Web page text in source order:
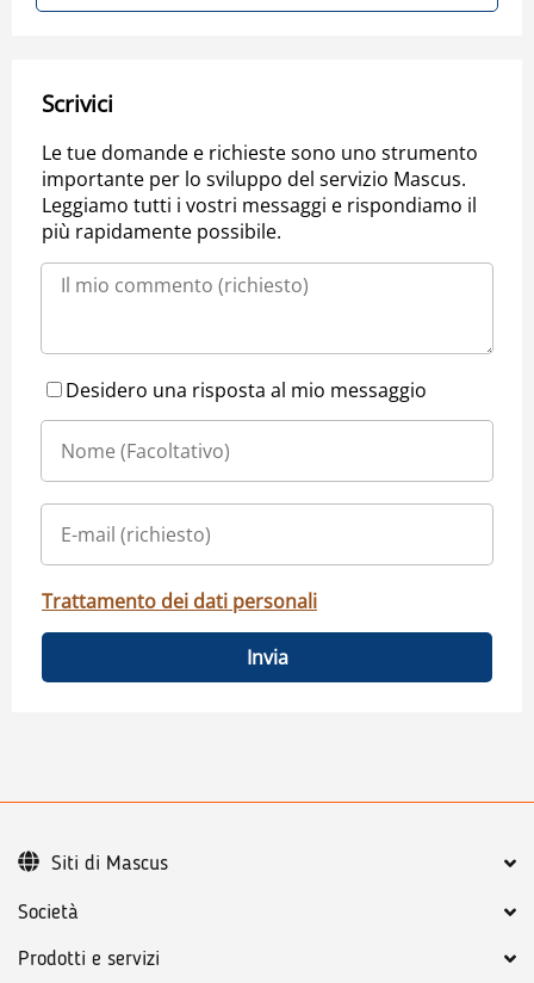
Scrivici
Le tue domande e richieste sono uno strumento
importante per lo sviluppo del servizio Mascus.
Leggiamo tutti i vostri messaggi e rispondiamo il
più rapidamente possibile.
Desidero una risposta al mio messaggio
Trattamento dei dati personali
Invia
Società
Prodotti e servizi
Siti di Mascus